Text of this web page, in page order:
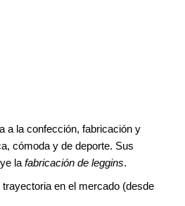
a la confección, fabricación y
cómoda y de deporte. Sus
la fabricación de leggins.
en el mercado (desde